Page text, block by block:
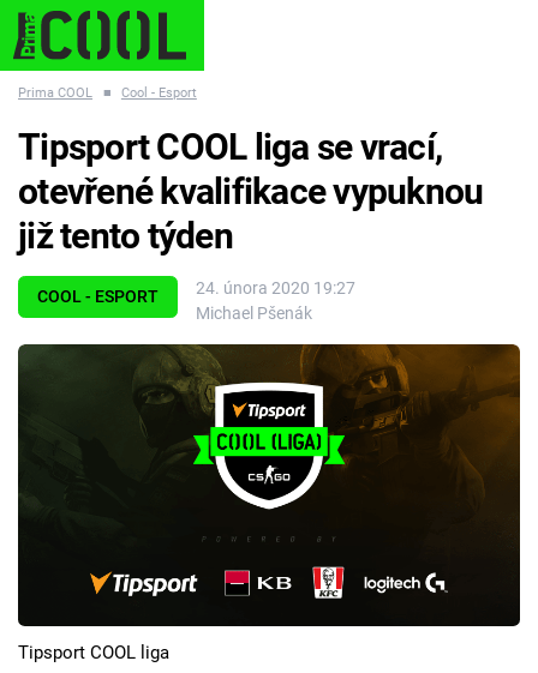
Témata
Pořady
TV Program
Prima COOL ■ Cool - Esport
COOL - ESPORT
24. února 2020 19:27
Michael Pšenák
Tipsport COOL liga se vrací,
otevřené kvalifikace vypuknou
již tento týden
Tipsport COOL liga